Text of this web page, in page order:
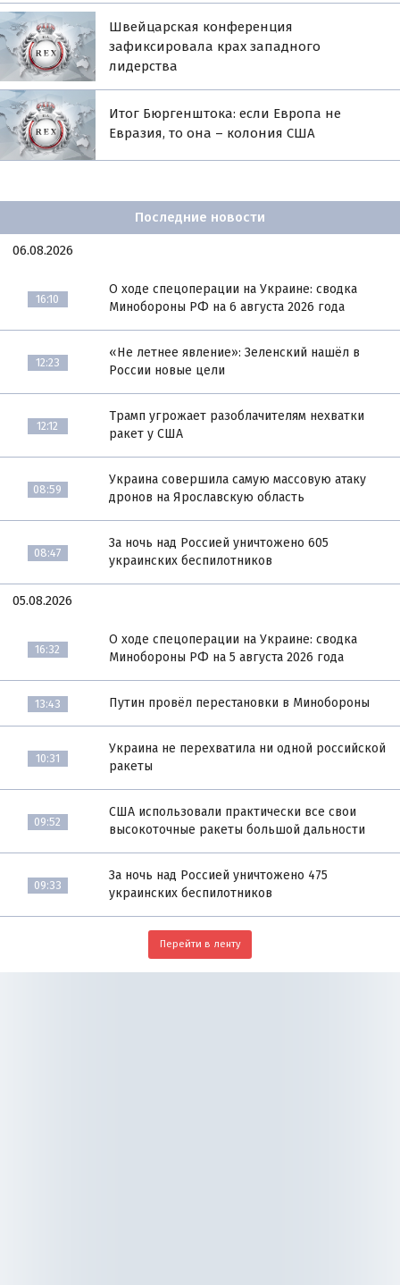
Швейцарская конференция
зафиксировала крах западного
лидерства
Итог Бюргенштока: если Европа не
Евразия, то она – колония США
Последние новости
06.08.2026
16:10
О ходе спецоперации на Украине: сводка
Минобороны РФ на 6 августа 2026 года
12:23
«Не летнее явление»: Зеленский нашёл в
России новые цели
12:12
Трамп угрожает разоблачителям нехватки
ракет у США
08:59
Украина совершила самую массовую атаку
дронов на Ярославскую область
08:47
За ночь над Россией уничтожено 605
украинских беспилотников
05.08.2026
16:32
О ходе спецоперации на Украине: сводка
Минобороны РФ на 5 августа 2026 года
13:43 Путин провёл перестановки в Минобороны
10:31
Украина не перехватила ни одной российской
ракеты
09:52
США использовали практически все свои
высокоточные ракеты большой дальности
09:33
За ночь над Россией уничтожено 475
украинских беспилотников
Перейти в ленту